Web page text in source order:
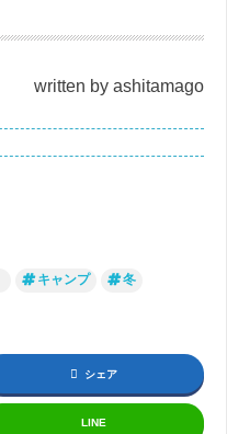
written by ashitamago
キャンプ
冬
シェア
LINE